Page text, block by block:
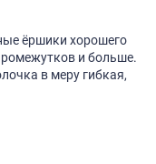
ëршики хорошего
и больше.
в меру гибкая,